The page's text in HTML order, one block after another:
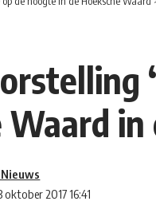
Waard
2017 16:41